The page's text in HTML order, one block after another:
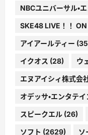
NBCユニバーサル・
SKE48 LIVE！！
アイアールティー
イクオス (28) ウ
エヌアイシィ株式会
オデッサ・エンタテ
スピークエル (26)
ソフト (2629) ソ